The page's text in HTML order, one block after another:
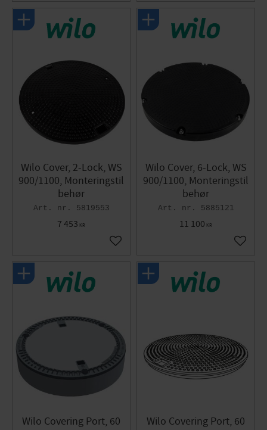
Wilo Cover, 2-Lock, WS
900/1100, Monteringstil
behør
5819553
7 453 KR
Gem som favorit
Wilo Cover, 6-Lock, WS
900/1100, Monteringstil
behør
5885121
11 100 KR
Gem
Wilo Covering Port, 60
Wilo Covering Port, 60